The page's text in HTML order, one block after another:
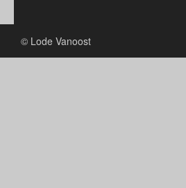
© Lode Vanoost